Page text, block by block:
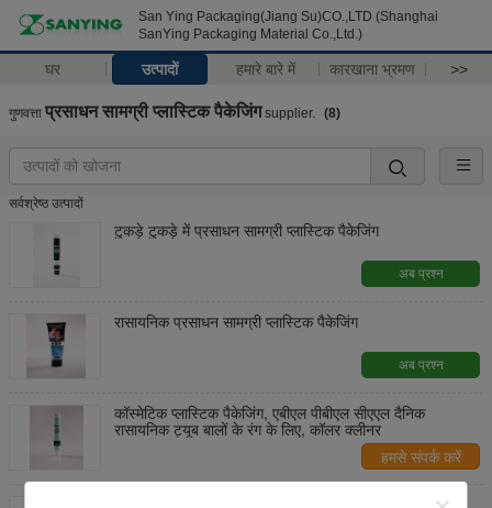
San Ying Packaging(Jiang Su)CO.,LTD (Shanghai
SanYing Packaging Material Co.,Ltd.)
घर उत्पादों हमारे बारे में कारखाना भ्रमण >>
गुणवत्ता प्रसाधन सामग्री प्लास्टिक पैकेजिंगsupplier. (8)
सर्वश्रेष्ठ उत्पादों
टुकड़े टुकड़े में प्रसाधन सामग्री प्लास्टिक पैकेजिंग
अब प्रश्न
रासायनिक प्रसाधन सामग्री प्लास्टिक पैकेजिंग
अब प्रश्न
कॉस्मेटिक प्लास्टिक पैकेजिंग, एबीएल पीबीएल सीएएल दैनिक
रासायनिक ट्यूब बालों के रंग के लिए, कॉलर क्लीनर
हमसे संपर्क करें